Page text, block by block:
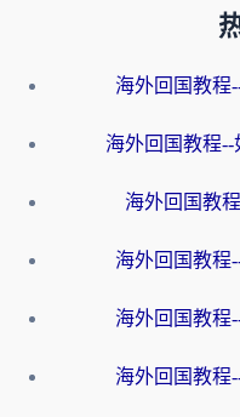
海外回国教程
海外回国教程--
海外回国教
海外回国教程
海外回国教程
海外回国教程